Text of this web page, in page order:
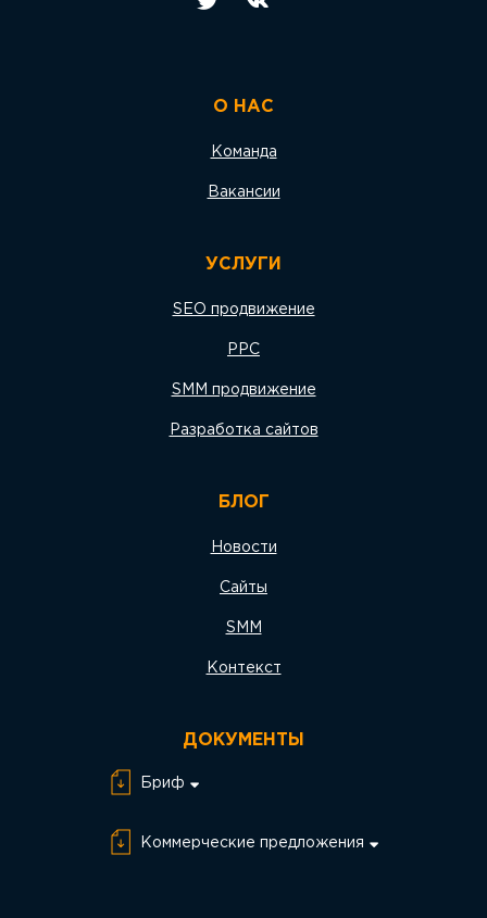
О НАС
Команда
Вакансии
УСЛУГИ
SEO продвижение
PPC
SMM продвижение
Разработка сайтов
БЛОГ
Новости
Сайты
SMM
Контекст
ДОКУМЕНТЫ
Бриф
сайта
Коммерческие предложения